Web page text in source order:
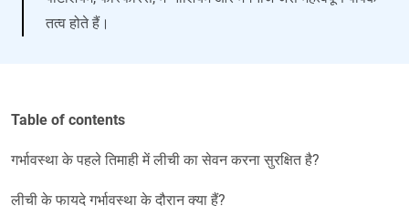
तत्व होते हैं।
Table of contents
गर्भावस्था के पहले तिमाही में लीची का सेवन करना सुरक्षित है?
लीची के फायदे गर्भावस्था के दौरान क्या हैं?